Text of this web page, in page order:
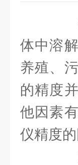
便
体中溶
养殖、
的精度
他因素
仪精度的
1.